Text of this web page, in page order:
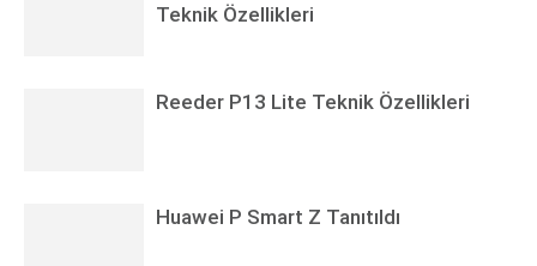
Teknik Özellikleri
Reeder P13 Lite Teknik Özellikleri
Huawei P Smart Z Tanıtıldı